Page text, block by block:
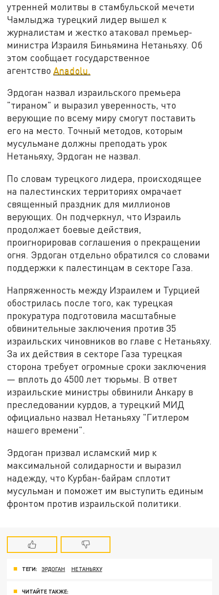
утренней молитвы в стамбульской мечети
Чамлыджа турецкий лидер вышел к
журналистам и жестко атаковал премьер-
министра Израиля Биньямина Нетаньяху. Об
этом сообщает государственное
агентствоAnadolu.
Эрдоган назвал израильского премьера
"тираном" и выразил уверенность, что
верующие по всему миру смогут поставить
его на место. Точный методов, которым
мусульмане должны преподать урок
Нетаньяху, Эрдоган не назвал.
По словам турецкого лидера, происходящее
на палестинских территориях омрачает
священный праздник для миллионов
верующих. Он подчеркнул, что Израиль
продолжает боевые действия,
проигнорировав соглашения о прекращении
огня. Эрдоган отдельно обратился со словами
поддержки к палестинцам в секторе Газа.
Напряженность между Израилем и Турцией
обострилась после того, как турецкая
прокуратура подготовила масштабные
обвинительные заключения против 35
израильских чиновников во главе с Нетаньяху.
За их действия в секторе Газа турецкая
сторона требует огромные сроки заключения
— вплоть до 4500 лет тюрьмы. В ответ
израильские министры обвинили Анкару в
преследовании курдов, а турецкий МИД
официально назвал Нетаньяху "Гитлером
нашего времени".
Эрдоган призвал исламский мир к
максимальной солидарности и выразил
надежду, что Курбан-байрам сплотит
мусульман и поможет им выступить единым
фронтом против израильской политики.
ТЕГИ: ЭРДОГАН НЕТАНЬЯХУ
ЧИТАЙТЕ ТАКЖЕ: